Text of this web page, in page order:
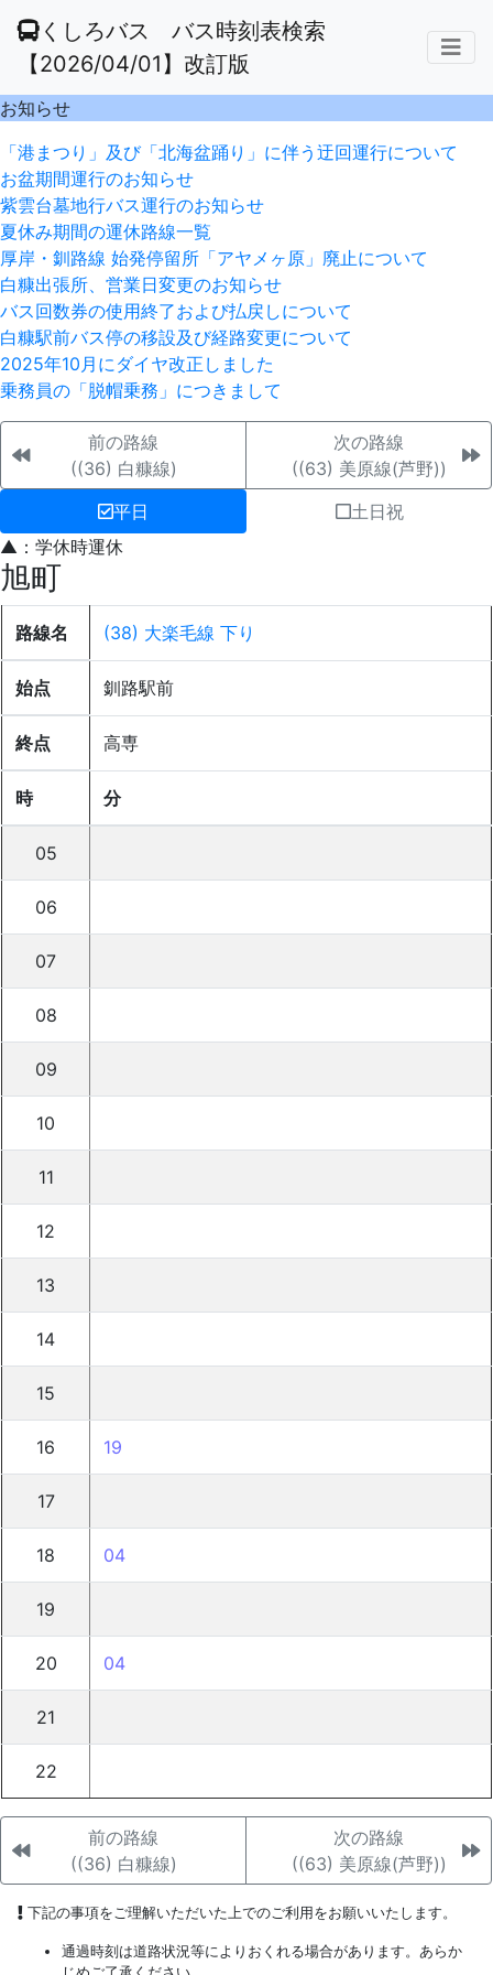
くしろバス バス時刻表検索
【2026/04/01】改訂版
お知らせ
「港まつり」及び「北海盆踊り」に伴う迂回運行について
お盆期間運行のお知らせ
紫雲台墓地行バス運行のお知らせ
夏休み期間の運休路線一覧
厚岸・釧路線 始発停留所「アヤメヶ原」廃止について
白糠出張所、営業日変更のお知らせ
バス回数券の使用終了および払戻しについて
白糠駅前バス停の移設及び経路変更について
2025年10月にダイヤ改正しました
乗務員の「脱帽乗務」につきまして
前の路線
((36) 白糠線)
次の路線
((63) 美原線(芦野))
平日
土日祝
▲：学休時運休
旭町
路線名 (38) 大楽毛線 下り
始点 釧路駅前
終点 高専
時 分
05
06
07
08
09
10
11
12
13
14
15
16 19
17
18 04
19
20 04
21
22
前の路線
((36) 白糠線)
次の路線
((63) 美原線(芦野))
下記の事項をご理解いただいた上でのご利用をお願いいたします。
通過時刻は道路状況等によりおくれる場合があります。あらか